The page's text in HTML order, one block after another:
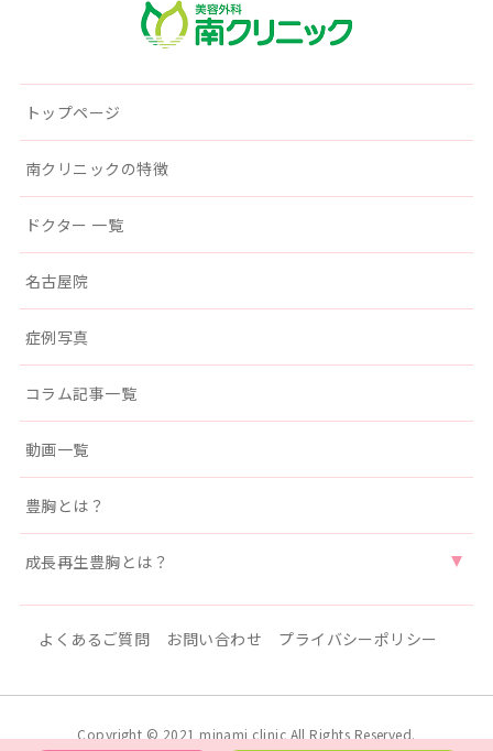
トップページ
南クリニックの特徴
ドクター 一覧
名古屋院
症例写真
コラム記事一覧
動画一覧
豊胸とは？
成長再生豊胸とは？
よくあるご質問 お問い合わせ プライバシーポリシー
Copyright © 2021 minami clinic All Rights Reserved.